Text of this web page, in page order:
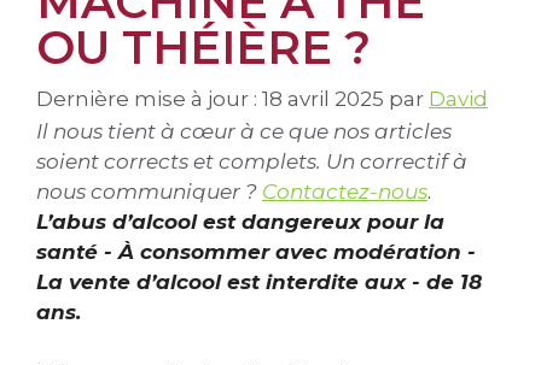
OU THÉIÈRE ?
Dernière mise à jour : 18 avril 2025 par David
Il nous tient à cœur à ce que nos articles
soient corrects et complets. Un correctif à
nous communiquer ? Contactez-nous.
L’abus d’alcool est dangereux pour la
santé - À consommer avec modération -
La vente d’alcool est interdite aux - de 18
ans.